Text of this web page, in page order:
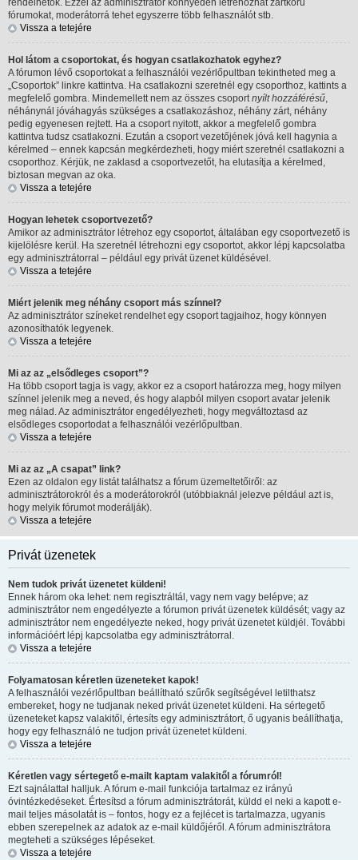
rendelhetők. Ezzel az adminisztrátor könnyedén létrehozhat zártkörű
fórumokat, moderátorrá tehet egyszerre több felhasználót stb.
Vissza a tetejére
Hol látom a csoportokat, és hogyan csatlakozhatok egyhez?
A fórumon lévő csoportokat a felhasználói vezérlőpultban tekintheted meg a
„Csoportok” linkre kattintva. Ha csatlakozni szeretnél egy csoporthoz, kattints a
megfelelő gombra. Mindemellett nem az összes csoportnyílt hozzáférésű,
néhánynál jóváhagyás szükséges a csatlakozáshoz, néhány zárt, néhány
pedig egyenesen rejtett. Ha a csoport nyitott, akkor a megfelelő gombra
kattintva tudsz csatlakozni. Ezután a csoport vezetőjének jóvá kell hagynia a
kérelmed – ennek kapcsán megkérdezheti, hogy miért szeretnél csatlakozni a
csoporthoz. Kérjük, ne zaklasd a csoportvezetőt, ha elutasítja a kérelmed,
biztosan megvan az oka.
Vissza a tetejére
Hogyan lehetek csoportvezető?
Amikor az adminisztrátor létrehoz egy csoportot, általában egy csoportvezető is
kijelölésre kerül. Ha szeretnél létrehozni egy csoportot, akkor lépj kapcsolatba
egy adminisztrátorral – például egy privát üzenet küldésével.
Vissza a tetejére
Miért jelenik meg néhány csoport más színnel?
Az adminisztrátor színeket rendelhet egy csoport tagjaihoz, hogy könnyen
azonosíthatók legyenek.
Vissza a tetejére
Mi az az „elsődleges csoport”?
Ha több csoport tagja is vagy, akkor ez a csoport határozza meg, hogy milyen
színnel jelenik meg a neved, és hogy alapból milyen csoport avatar jelenik
meg nálad. Az adminisztrátor engedélyezheti, hogy megváltoztasd az
elsődleges csoportodat a felhasználói vezérlőpultban.
Vissza a tetejére
Mi az az „A csapat” link?
Ezen az oldalon egy listát találhatsz a fórum üzemeltetőiről: az
adminisztrátorokról és a moderátorokról (utóbbiaknál jelezve például azt is,
hogy melyik fórumot moderálják).
Vissza a tetejére
Privát üzenetek
Nem tudok privát üzenetet küldeni!
Ennek három oka lehet: nem regisztráltál, vagy nem vagy belépve; az
adminisztrátor nem engedélyezte a fórumon privát üzenetek küldését; vagy az
adminisztrátor nem engedélyezte neked, hogy privát üzenetet küldjél. További
információért lépj kapcsolatba egy adminisztrátorral.
Vissza a tetejére
Folyamatosan kéretlen üzeneteket kapok!
A felhasználói vezérlőpultban beállítható szűrők segítségével letilthatsz
embereket, hogy ne tudjanak neked privát üzenetet küldeni. Ha sértegető
üzeneteket kapsz valakitől, értesíts egy adminisztrátort, ő ugyanis beállíthatja,
hogy egy felhasználó ne tudjon privát üzenetet küldeni.
Vissza a tetejére
Kéretlen vagy sértegető e-mailt kaptam valakitől a fórumról!
Ezt sajnálattal halljuk. A fórum e-mail funkciója tartalmaz ez irányú
óvintézkedéseket. Értesítsd a fórum adminisztrátorát, küldd el neki a kapott e-
mail teljes másolatát is – fontos, hogy ez a fejlécet is tartalmazza, ugyanis
ebben szerepelnek az adatok az e-mail küldőjéről. A fórum adminisztrátora
megteheti a szükséges lépéseket.
Vissza a tetejére